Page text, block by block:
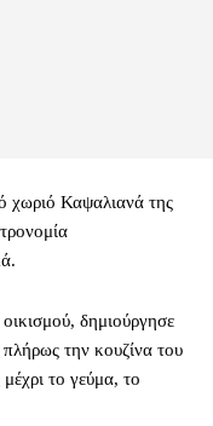
χωριό Καψαλιανά της
δημιούργησε
την κουζίνα του
το γεύμα, το